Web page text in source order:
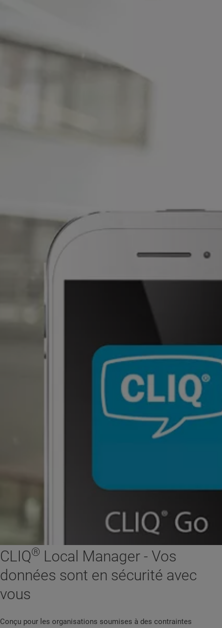
CLIQ® Local Manager - Vos
données sont en sécurité avec
vous
Conçu pour les organisations soumises à des contraintes